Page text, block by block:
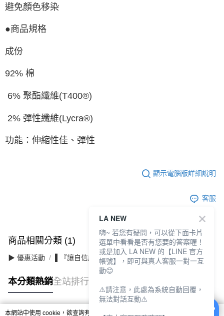
避免顏色移染
●商品規格
成份
92% 棉
6% 聚酯纖維(T400®)
2% 彈性纖維(Lycra®)
功能：伸縮性佳、彈性
顯示電腦版詳細說明
客服
商品相關分類 (1)
▶ 優惠活動 ▌『讓自信成為日常』滿件最高3折
本分類熱銷全站排行
本網站中使用 cookie，欲查詢有關本網站使用 cookie 方式之詳情，及若您不希
LA NEW
嗨~ 若您有疑問，可以從下面卡片
選單中看看是否有您要的答案喔！
或是加入 LA NEW 的【LINE 官方
帳號】，即可與真人客服一對一互
動😊
⚠️請注意，此處為系統自動回覆，
無法對話互動⚠️